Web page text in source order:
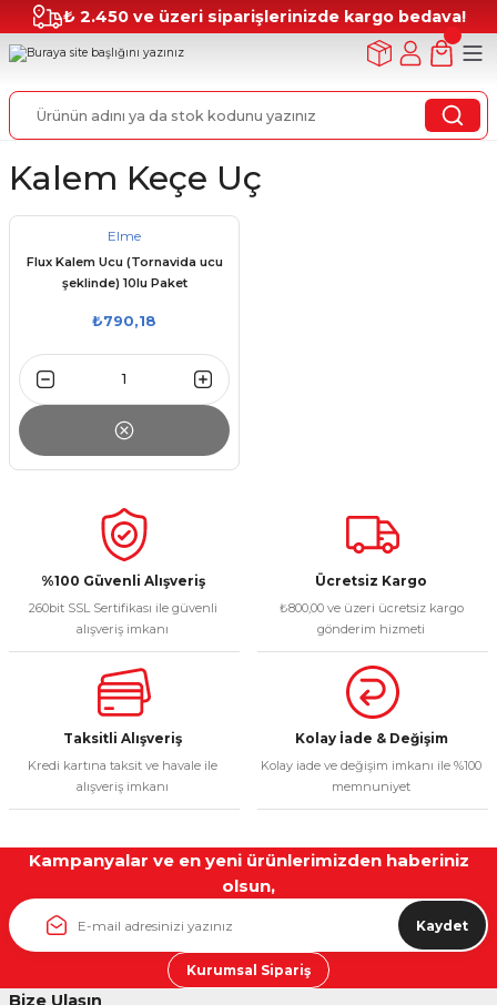
₺ 2.450 ve üzeri siparişlerinizde kargo bedava!
Kalem Keçe Uç
Elme
Flux Kalem Ucu (Tornavida ucu
şeklinde) 10lu Paket
₺790,18
%100 Güvenli Alışveriş
260bit SSL Sertifikası ile güvenli
alışveriş imkanı
Ücretsiz Kargo
₺800,00 ve üzeri ücretsiz kargo
gönderim hizmeti
Taksitli Alışveriş
Kredi kartına taksit ve havale ile
alışveriş imkanı
Kolay İade & Değişim
Kolay iade ve değişim imkanı ile %100
memnuniyet
Kampanyalar ve en yeni ürünlerimizden haberiniz
olsun,
Kaydet
Kurumsal Sipariş